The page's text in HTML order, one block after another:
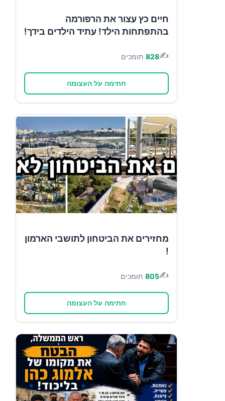
חיים כץ עצור את הרפורמה
בהתפתחות הילד! עתיד הילדים בידך!
✍️
828 תומכים
חתימה על העצומה
מחזירים את הביטחון לתושבי הארמון
!
✍️
805 תומכים
חתימה על העצומה